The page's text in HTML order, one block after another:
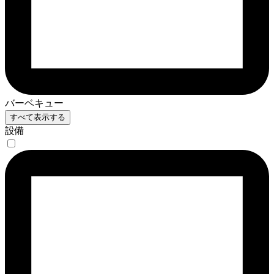
バーベキュー
すべて表示する
設備